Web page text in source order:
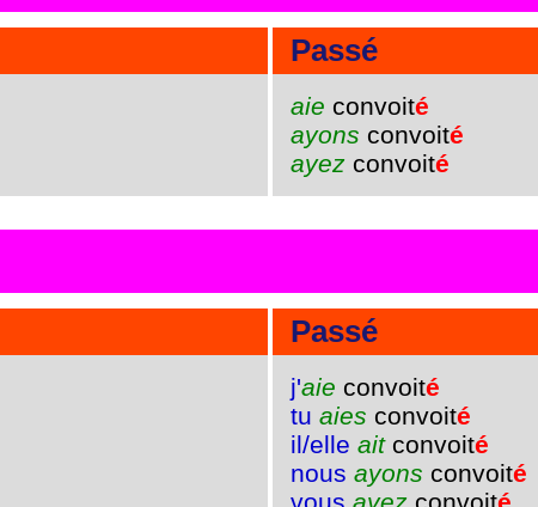
Passé
aie convoité
ayons convoité
ayez convoité
Passé
j'aie convoité
tu aies convoité
il/elle aitconvoité
nous ayons convoité